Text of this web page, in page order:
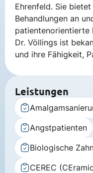
Ehrenfeld. Sie
Behandlungen an
patientenorientierte
Dr. Völlings ist
und ihre Fähigkeit,
Leistungen
Angstpatienten
Biologische
CEREC